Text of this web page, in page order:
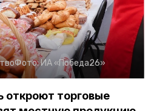
Фото:ИА «Победа26»
откроют торговые